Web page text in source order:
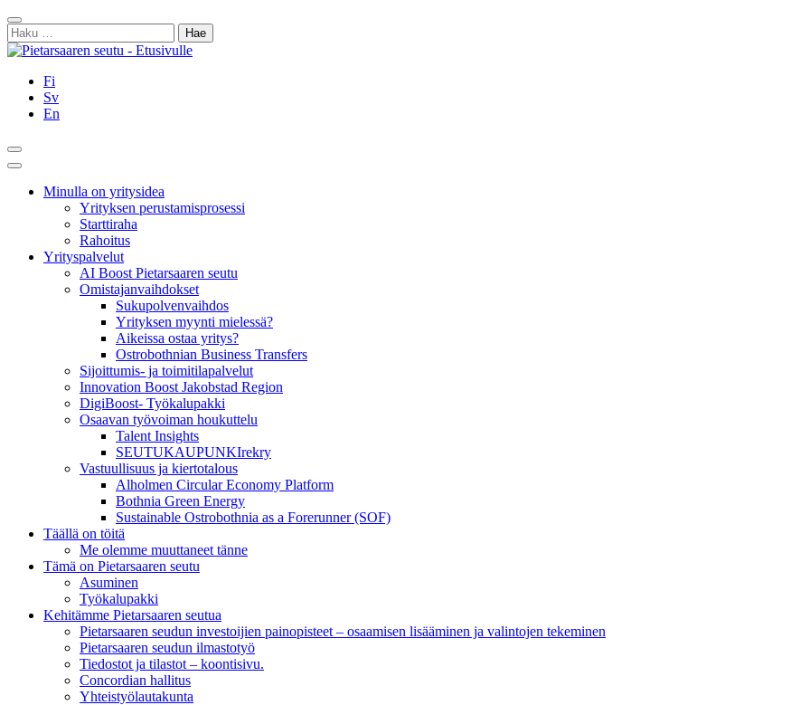
Siirry
sisältöön
Sulje
Haku:
Fi
Sv
En
Hae
Päävalikko
Minulla on yritysidea
Yrityksen perustamisprosessi
Starttiraha
Rahoitus
Yrityspalvelut
AI Boost Pietarsaaren seutu
Omistajanvaihdokset
Sukupolvenvaihdos
Yrityksen myynti mielessä?
Aikeissa ostaa yritys?
Ostrobothnian Business Transfers
Sijoittumis- ja toimitilapalvelut
Innovation Boost Jakobstad Region
DigiBoost- Työkalupakki
Osaavan työvoiman houkuttelu
Talent Insights
SEUTUKAUPUNKIrekry
Vastuullisuus ja kiertotalous
Alholmen Circular Economy Platform
Bothnia Green Energy
Sustainable Ostrobothnia as a Forerunner (SOF)
Täällä on töitä
Me olemme muuttaneet tänne
Tämä on Pietarsaaren seutu
Asuminen
Työkalupakki
Kehitämme Pietarsaaren seutua
Pietarsaaren seudun investoijien painopisteet – osaamisen lisääminen ja valintojen tekeminen
Pietarsaaren seudun ilmastotyö
Tiedostot ja tilastot – koontisivu.
Concordian hallitus
Yhteistyölautakunta